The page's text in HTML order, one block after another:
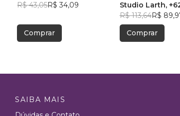
R$ 43,05R$ 34,09
Comprar
Studio Larth,
R$ 113,64R$
Comprar
SAIBA MAIS